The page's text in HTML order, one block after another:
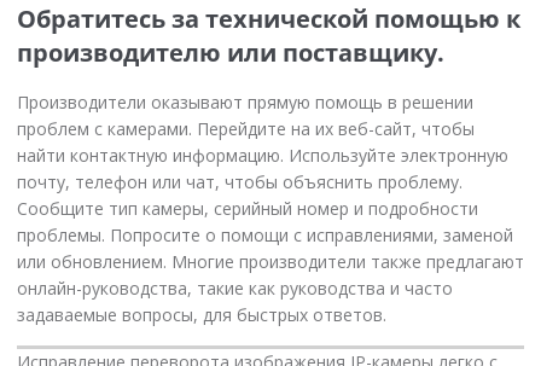
Обратитесь за технической помощью к
производителю или поставщику.
Производители оказывают прямую помощь в решении
проблем с камерами. Перейдите на их веб-сайт, чтобы
найти контактную информацию. Используйте электронную
почту, телефон или чат, чтобы объяснить проблему.
Сообщите тип камеры, серийный номер и подробности
проблемы. Попросите о помощи с исправлениями, заменой
или обновлением. Многие производители также предлагают
онлайн-руководства, такие как руководства и часто
задаваемые вопросы, для быстрых ответов.